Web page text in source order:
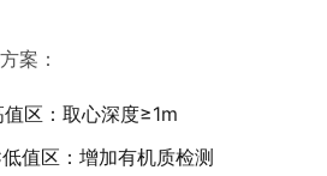
案：
值区：取心深度≥1m
值区：增加有机质检测